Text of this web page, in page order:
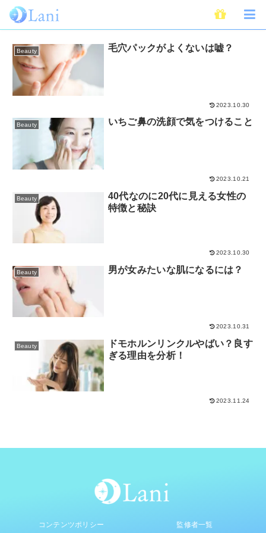
佐藤幸代先生監修
Beauty 毛穴パックがよくないは嘘？
2023.10.30
Beauty いちご鼻の洗顔で気をつけること
2023.10.21
Beauty
40代なのに20代に見える女性の
特徴と秘訣
2023.10.30
Beauty 男が女みたいな肌になるには？
2023.10.31
Beauty
ドモホルンリンクルやばい？良す
ぎる理由を分析！
2023.11.24
コンテンツポリシー 監修者一覧